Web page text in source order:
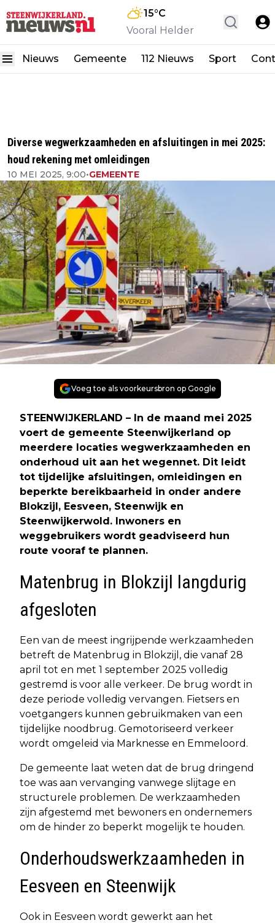
15°C
Vooral Helder
Nieuws Gemeente 112 Nieuws Sport
Diverse wegwerkzaamheden en afsluitingen in mei 2025:
houd rekening met omleidingen
10 MEI 2025, 9:00•GEMEENTE
Voeg toe als voorkeursbron op Google
STEENWIJKERLAND – In de maand mei 2025
voert de gemeente Steenwijkerland op
meerdere locaties wegwerkzaamheden en
onderhoud uit aan het wegennet. Dit leidt
tot tijdelijke afsluitingen, omleidingen en
beperkte bereikbaarheid in onder andere
Blokzijl, Eesveen, Steenwijk en
Steenwijkerwold. Inwoners en
weggebruikers wordt geadviseerd hun
route vooraf te plannen.
Matenbrug in Blokzijl langdurig
afgesloten
Een van de meest ingrijpende werkzaamheden
betreft de Matenbrug in Blokzijl, die vanaf 28
april tot en met 1 september 2025 volledig
gestremd is voor alle verkeer. De brug wordt in
deze periode volledig vervangen. Fietsers en
voetgangers kunnen gebruikmaken van een
tijdelijke noodbrug. Gemotoriseerd verkeer
wordt omgeleid via Marknesse en Emmeloord.
De gemeente laat weten dat de brug dringend
toe was aan vervanging vanwege slijtage en
structurele problemen. De werkzaamheden
zijn afgestemd met bewoners en ondernemers
om de hinder zo beperkt mogelijk te houden.
Onderhoudswerkzaamheden in
Eesveen en Steenwijk
Ook in Eesveen wordt gewerkt aan het